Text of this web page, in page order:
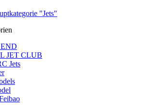
"Jets"
JET CLUB
Jets